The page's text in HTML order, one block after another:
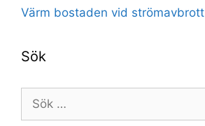
Värm bostaden vid strömavbrott
Sök
Sök
efter: